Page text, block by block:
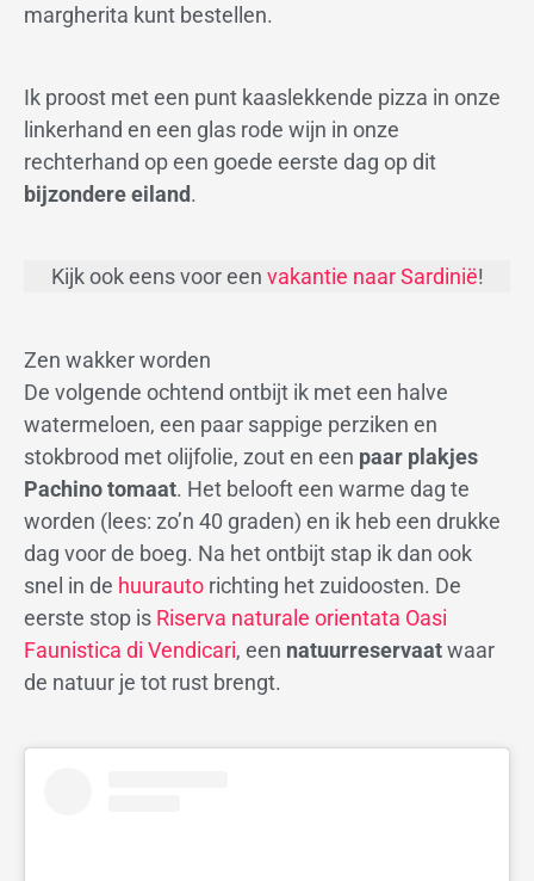
margherita kunt bestellen.
Ik proost met een punt kaaslekkende pizza in onze
linkerhand en een glas rode wijn in onze
rechterhand op een goede eerste dag op dit
bijzondere eiland.
Kijk ook eens voor een vakantie naar Sardinië!
Zen wakker worden
De volgende ochtend ontbijt ik met een halve
watermeloen, een paar sappige perziken en
stokbrood met olijfolie, zout en een paar plakjes
Pachino tomaat. Het belooft een warme dag te
worden (lees: zo’n 40 graden) en ik heb een drukke
dag voor de boeg. Na het ontbijt stap ik dan ook
snel in de huurauto richting het zuidoosten. De
eerste stop is Riserva naturale orientata Oasi
Faunistica di Vendicari, een natuurreservaatwaar
de natuur je tot rust brengt.